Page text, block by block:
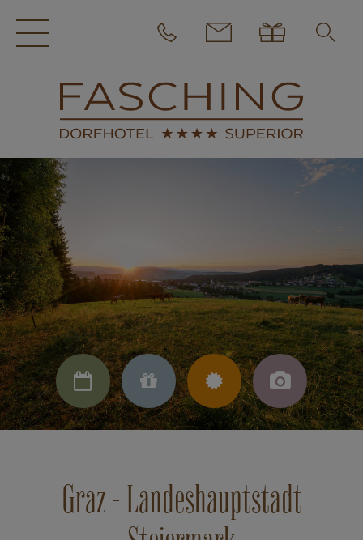
   
Graz - Landeshauptstadt